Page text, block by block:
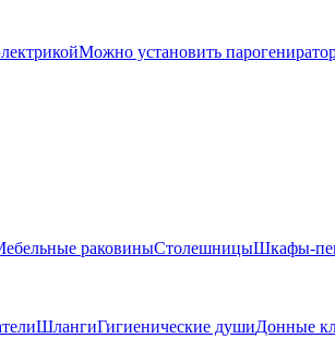
Можно установить
раковиныСтолешницыШкафы-
ШлангиГигиенические душиДонные